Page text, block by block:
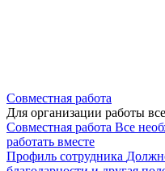
Совместная работа
Для организации работы
Совместная работа Все
работать вместе
Профиль сотрудника